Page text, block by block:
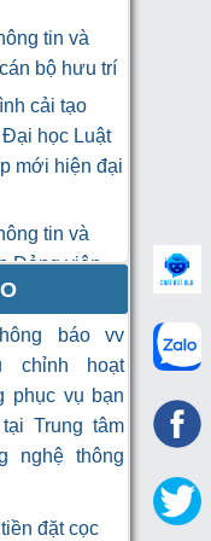
tin và
bộ hưu trí
cải tạo
học Luật
mới hiện đại
tin và
Đảng viên
tuệ nhân tạo
thư viện”
báo vv
chỉnh hoạt
phục vụ bạn
Trung tâm
nghệ thông
đặt cọc